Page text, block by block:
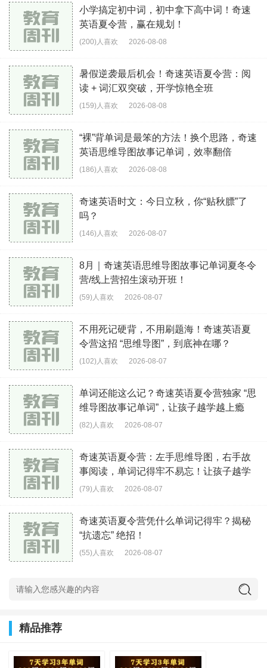
小学搞定初中词，初中拿下高中词！奇速
英语夏令营，赢在规划！
(200)人喜欢 2026-08-08
暑假逆袭最后机会！奇速英语夏令营：阅
读 + 词汇双突破，开学惊艳全班
(159)人喜欢 2026-08-08
“裸”背单词是最笨的方法！换个思路，奇速
英语思维导图故事记单词，效率翻倍
(186)人喜欢 2026-08-08
奇速英语时文：今日立秋，你“贴秋膘”了
吗？
(146)人喜欢 2026-08-07
8月｜奇速英语思维导图故事记单词夏冬令
营/线上营招生滚动开班！
(59)人喜欢 2026-08-07
不用死记硬背，不用刷题海！奇速英语夏
令营这招 “思维导图”，到底神在哪？
(102)人喜欢 2026-08-07
单词还能这么记？奇速英语夏令营独家 “思
维导图故事记单词”，让孩子越学越上瘾
(82)人喜欢 2026-08-07
奇速英语夏令营：左手思维导图，右手故
事阅读，单词记得牢不易忘！让孩子越学
越上瘾
(79)人喜欢 2026-08-07
奇速英语夏令营凭什么单词记得牢？揭秘
“抗遗忘” 绝招！
(55)人喜欢 2026-08-07
精品推荐